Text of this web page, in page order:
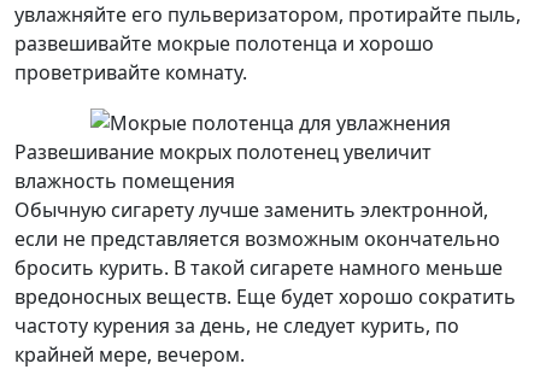
увлажняйте его пульверизатором, протирайте пыль,
развешивайте мокрые полотенца и хорошо
проветривайте комнату.
Развешивание мокрых полотенец увеличит
влажность помещения
Обычную сигарету лучше заменить электронной,
если не представляется возможным окончательно
бросить курить. В такой сигарете намного меньше
вредоносных веществ. Еще будет хорошо сократить
частоту курения за день, не следует курить, по
крайней мере, вечером.